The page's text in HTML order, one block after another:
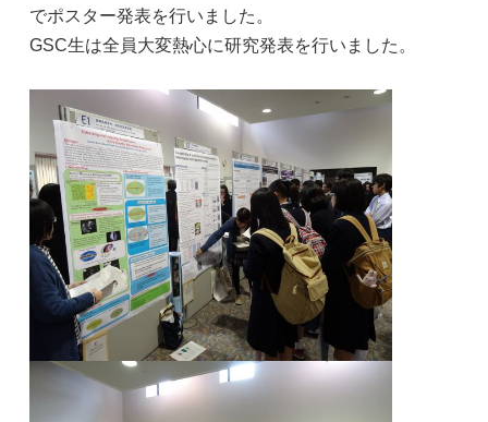
でポスター発表を行いました。
GSC生は全員大変熱心に研究発表を行いました。